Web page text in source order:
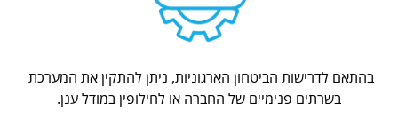
בהתאם לדרישות הביטחון הארגוניות, ניתן להתקין את המערכת
בשרתים פנימיים של החברה או לחילופין במודל ענן.